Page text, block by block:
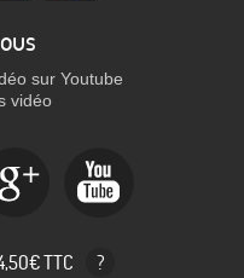
sur Youtube
vidéo
TTC ?